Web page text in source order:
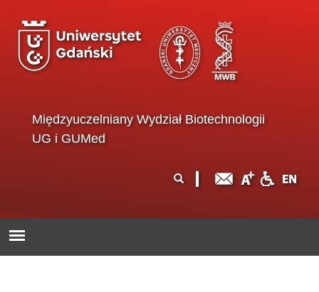
Międzyuczelniany Wydział Biotechnologii
UG i GUMed
wyszukiwania